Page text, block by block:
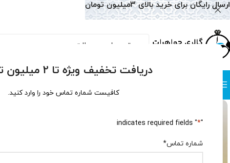
دریافت تخفیف ویژه تا 2 میلیون تومان!
کافیست شماره تماس خود را وارد کنید.
"
*
" indicates required fields
شماره تماس*
ارسال رایگان برای خرید بالای 3میلیون تومان